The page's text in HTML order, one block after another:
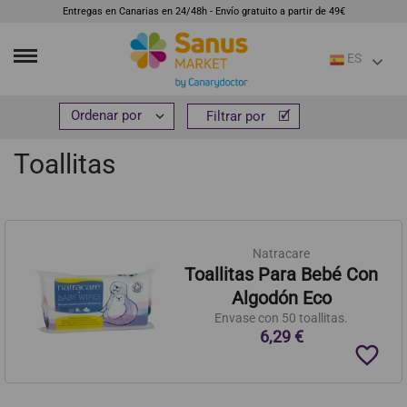
Entregas en Canarias en 24/48h - Envío gratuito a partir de 49€
ES
Infantil Higiene del bebé Toallitas
Toallitas
 Filtrar por
Natracare
Toallitas Para Bebé Con
Algodón Eco
Envase con 50 toallitas.
6,29 €
favorite_border
 Filtrar por